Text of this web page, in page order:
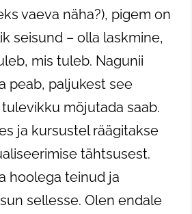
vaeva näha?), pigem on
seisund – olla laskmine,
mis tuleb. Nagunii
peab, paljukest see
mõjutada saab.
ja kursustel räägitakse
tähtsusest.
hoolega teinud ja
sellesse. Olen endale